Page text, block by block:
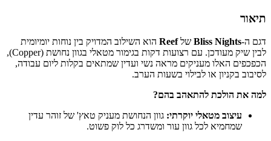
תיאור
דגם ה-Bliss Nights שלReef הוא השילוב המדויק בין נוחות יומיומית
לבין שיק מעודכן. עם רצועות דקות בגימור מטאלי בגוון נחושת (Copper),
הכפכפים האלו מעניקים מראה נשי ועדין שמתאים בקלות ליום עבודה,
לסיבוב בקניון או לבילוי בשעות הערב.
למה את הולכת להתאהב בהם?
עיצוב מטאלי יוקרתי: גוון הנחושת מעניק טאץ' של זוהר עדין
שמחמיא לכל גוון עור ומשדרג כל לוק פשוט.